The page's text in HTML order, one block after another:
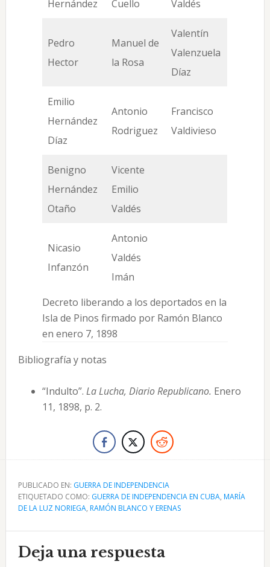
Hernández
Cuello
Valdés
Pedro
Hector
Manuel de
la Rosa
Valentín
Valenzuela
Díaz
Emilio
Hernández
Díaz
Antonio
Rodriguez
Francisco
Valdivieso
Benigno
Hernández
Otaño
Vicente
Emilio
Valdés
Nicasio
Infanzón
Antonio
Valdés
Imán
Decreto liberando a los deportados en la
Isla de Pinos firmado por Ramón Blanco
en enero 7, 1898
Bibliografía y notas
“Indulto”. La Lucha, Diario Republicano. Enero
11, 1898, p. 2.
PUBLICADO EN: GUERRA DE INDEPENDENCIA
ETIQUETADO COMO: GUERRA DE INDEPENDENCIA EN CUBA, MARÍA
DE LA LUZ NORIEGA, RAMÓN BLANCO Y ERENAS
Interacciones
Deja una respuesta